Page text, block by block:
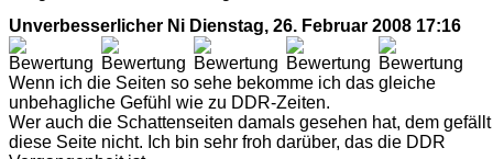
Unverbesserlicher Ni Dienstag, 26. Februar 2008 17:16
Wenn ich die Seiten so sehe bekomme ich das gleiche
unbehagliche Gefühl wie zu DDR-Zeiten.
Wer auch die Schattenseiten damals gesehen hat, dem gefällt
diese Seite nicht. Ich bin sehr froh darüber, das die DDR